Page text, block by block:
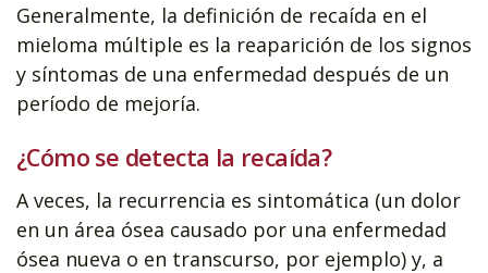
Generalmente, la definición de recaída en el
mieloma múltiple es la reaparición de los signos
y síntomas de una enfermedad después de un
período de mejoría.
¿Cómo se detecta la recaída?
A veces, la recurrencia es sintomática (un dolor
en un área ósea causado por una enfermedad
ósea nueva o en transcurso, por ejemplo) y, a